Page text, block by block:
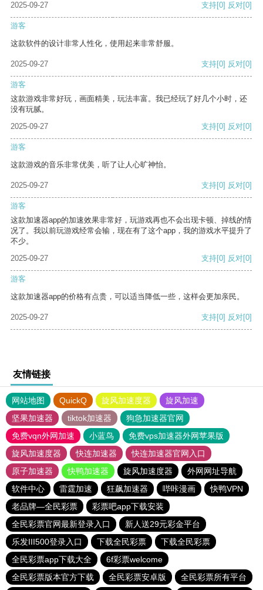
2025-09-27 支持[0] 反对[0]
游客
这款软件的设计非常人性化，使用起来非常舒服。
2025-09-27 支持[0] 反对[0]
游客
这款游戏非常好玩，画面精美，玩法丰富。我已经玩了好几个小时，还
没有玩腻。
2025-09-27
支持[0] 反对[0]
游客
这款游戏的音乐非常优美，听了让人心旷神怡。
2025-09-27 支持[0] 反对[0]
游客
这款加速器app的加速效果非常好，玩游戏再也不会出现卡顿、掉线的情
况了。我以前玩游戏经常会输，现在有了这个app，我的游戏水平提升了
不少。
2025-09-27
支持[0] 反对[0]
游客
这款加速器app的价格有点贵，可以适当降低一些，这样会更加亲民。
2025-09-27 支持[0] 反对[0]
友情链接
网站地图 QuickQ 旋风加速度器
旋风加速
坚果加速器
tiktok加速器
狗急加速器官网
免费vqn外网加速
小蓝鸟
免费vps加速器外网苹果版
旋风加速度器
快连加速器
快连加速器官网入口
原子加速器
快鸭加速器 旋风加速度器
外网网址导航
软件中心
雷霆加速 狂飙加速器 哔咔漫画
快鸭VPN
老品牌—全民彩票
彩票吧app下载安装
全民彩票官网最新登录入口
新人送29元彩金平台
乐发III500登录入口
下载全民彩票
下载全民彩票
全民彩票app下载大全
6f彩票welcome
全民彩票版本官方下载
全民彩票安卓版 全民彩票所有平台